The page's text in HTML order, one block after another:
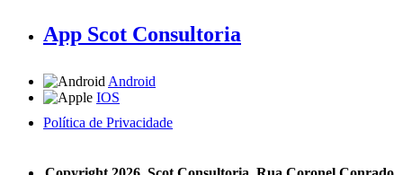
App Scot Consultoria
Android
IOS
Política de Privacidade